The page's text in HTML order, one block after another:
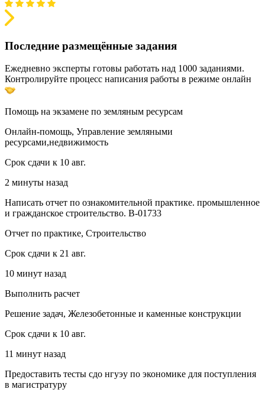
Последние размещённые задания
Ежедневно эксперты готовы работать над 1000 заданиями.
Контролируйте процесс написания работы в режиме онлайн
Помощь на экзамене по земляным ресурсам
Онлайн-помощь, Управление земляными
ресурсами,недвижимость
Срок сдачи к 10 авг.
2 минуты назад
Написать отчет по ознакомительной практике. промышленное
и гражданское строительство. В-01733
Отчет по практике, Строительство
Срок сдачи к 21 авг.
10 минут назад
Выполнить расчет
Решение задач, Железобетонные и каменные конструкции
Срок сдачи к 10 авг.
11 минут назад
Предоставить тесты сдо нгуэу по экономике для поступления
в магистратуру